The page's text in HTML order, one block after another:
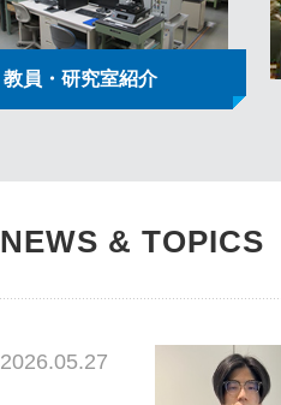
教員・研究室紹介
NEWS & TOPICS
2026.05.27